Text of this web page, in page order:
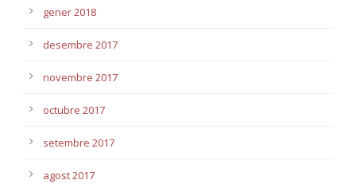
gener 2018
desembre 2017
novembre 2017
octubre 2017
setembre 2017
agost 2017